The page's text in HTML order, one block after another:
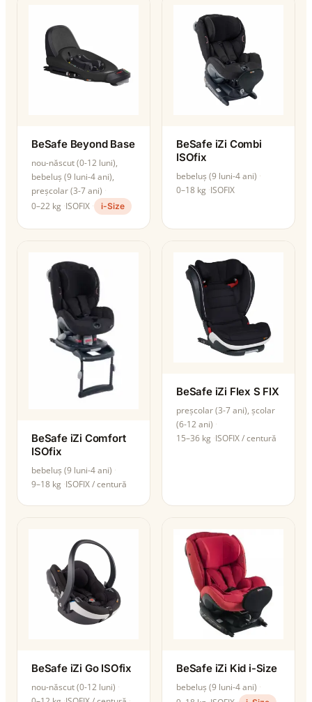
BeSafe Beyond Base
nou-născut (0-12 luni),
bebeluș (9 luni-4 ani),
preșcolar (3-7 ani)
0–22 kg ISOFIX i-Size
BeSafe iZi Combi
ISOfix
bebeluș (9 luni-4 ani)
0–18 kg ISOFIX
BeSafe iZi Comfort
ISOfix
bebeluș (9 luni-4 ani)
9–18 kg ISOFIX / centură
BeSafe iZi Flex S FIX
preșcolar (3-7 ani), școlar
(6-12 ani)
15–36 kg ISOFIX / centură
BeSafe iZi Go ISOfix
nou-născut (0-12 luni)
BeSafe iZi Kid i-Size
bebeluș (9 luni-4 ani)